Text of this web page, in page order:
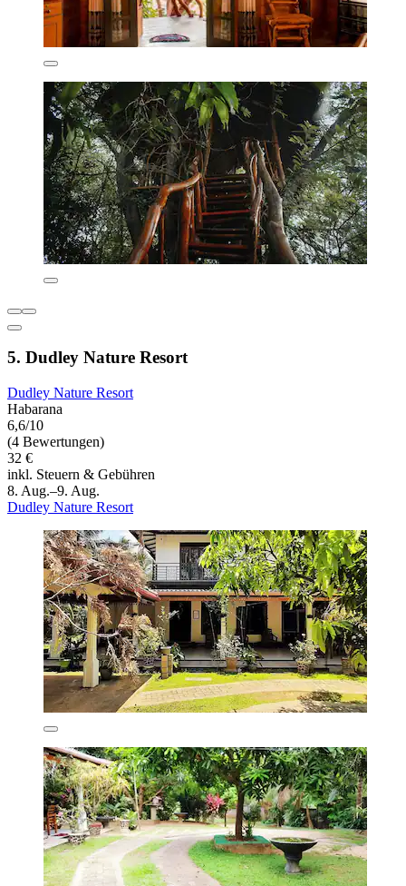
5. Dudley Nature Resort
Dudley Nature Resort
Habarana
6,6/10
(4 Bewertungen)
32 €
inkl. Steuern & Gebühren
8. Aug.–9. Aug.
Dudley Nature Resort